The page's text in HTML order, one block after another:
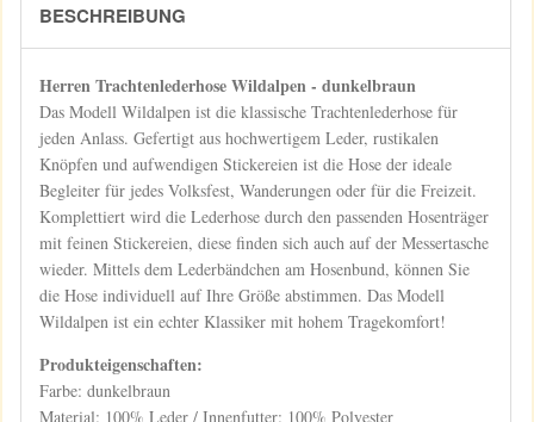
BESCHREIBUNG
Herren Trachtenlederhose Wildalpen - dunkelbraun
Das Modell Wildalpen ist die klassische Trachtenlederhose für
jeden Anlass. Gefertigt aus hochwertigem Leder, rustikalen
Knöpfen und aufwendigen Stickereien ist die Hose der ideale
Begleiter für jedes Volksfest, Wanderungen oder für die Freizeit.
Komplettiert wird die Lederhose durch den passenden Hosenträger
mit feinen Stickereien, diese finden sich auch auf der Messertasche
wieder. Mittels dem Lederbändchen am Hosenbund, können Sie
die Hose individuell auf Ihre Größe abstimmen. Das Modell
Wildalpen ist ein echter Klassiker mit hohem Tragekomfort!
Produkteigenschaften:
Farbe: dunkelbraun
Material: 100% Leder / Innenfutter: 100% Polyester